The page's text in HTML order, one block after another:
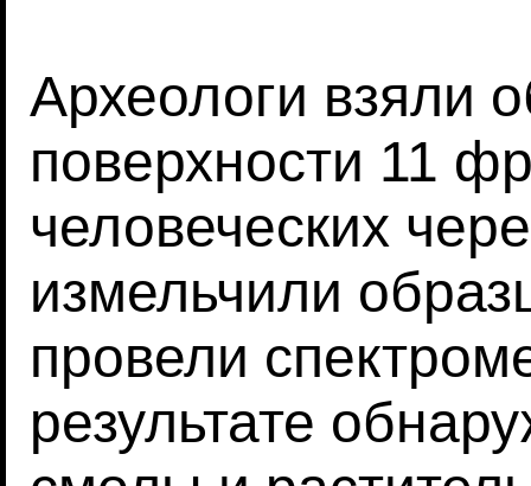
Археологи взяли
поверхности 11
человеческих
измельчили
провели
результате